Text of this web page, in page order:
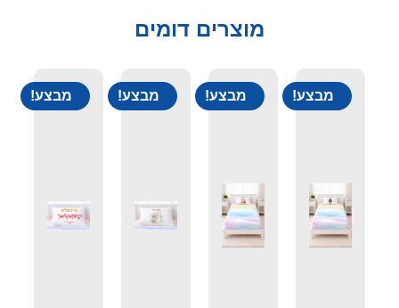
מוצרים דומים
מבצע! מבצע! מבצע! מבצע!